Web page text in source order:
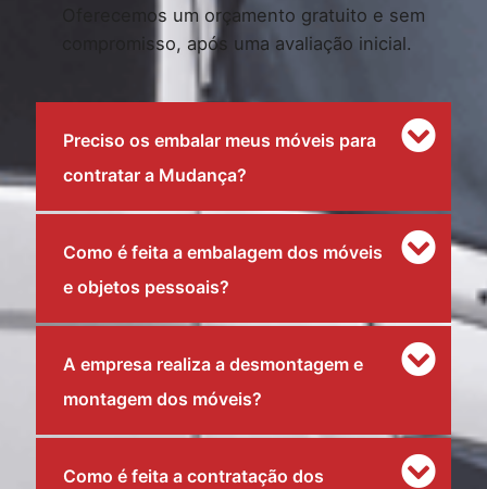
Oferecemos um orçamento gratuito e sem
compromisso, após uma avaliação inicial.
Preciso os embalar meus móveis para
contratar a Mudança?
Como é feita a embalagem dos móveis
e objetos pessoais?
A empresa realiza a desmontagem e
montagem dos móveis?
Como é feita a contratação dos